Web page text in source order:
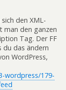
den XML-
man den ganzen
Tag. Der FF
du das ändern
WordPress,
wordpress/179-